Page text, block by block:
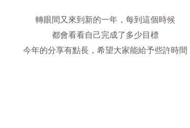
轉眼間又來到新的一年，每到這個時候
都會看看自己完成了多少目標
今年的分享有點長，希望大家能給予些許時間